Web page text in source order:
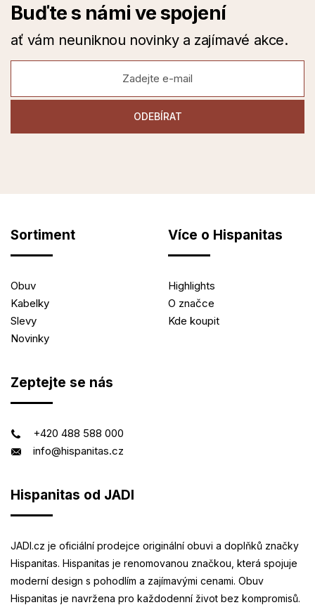
Buďte s námi ve spojení
ať vám neuniknou novinky a zajímavé akce.
Sortiment
Obuv
Kabelky
Slevy
Novinky
Více o Hispanitas
Highlights
O značce
Kde koupit
Zeptejte se nás
+420 488 588 000
info@hispanitas.cz
Hispanitas od JADI
JADI.cz je oficiální prodejce originální obuvi a doplňků značky
Hispanitas. Hispanitas je renomovanou značkou, která spojuje
moderní design s pohodlím a zajímavými cenami. Obuv
Hispanitas je navržena pro každodenní život bez kompromisů.